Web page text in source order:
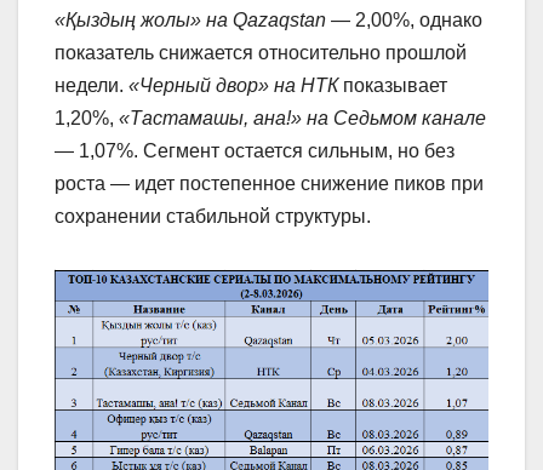
«Қыздың жолы» на Qazaqstan — 2,00%, однако
показатель снижается относительно прошлой
недели. «Черный двор» на НТКпоказывает
1,20%, «Тастамашы, ана!» на Седьмом канале
— 1,07%. Сегмент остается сильным, но без
роста — идет постепенное снижение пиков при
сохранении стабильной структуры.